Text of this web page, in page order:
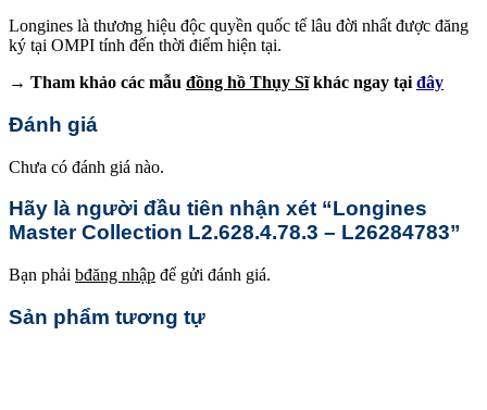
Longines là thương hiệu độc quyền quốc tế lâu đời nhất được đăng
ký tại OMPI tính đến thời điểm hiện tại.
→ Tham khảo các mẫu đồng hồ Thụy Sĩkhác ngay tại đây
Đánh giá
Chưa có đánh giá nào.
Hãy là người đầu tiên nhận xét “Longines
Master Collection L2.628.4.78.3 – L26284783”
Bạn phải bđăng nhập để gửi đánh giá.
Sản phẩm tương tự